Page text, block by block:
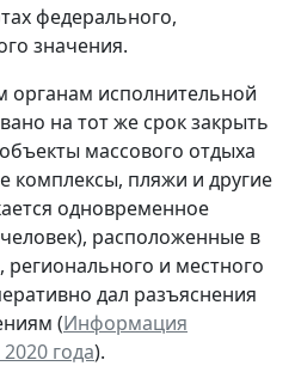
федерального,
значения.
исполнительной
на тот же срок закрыть
массового отдыха
комплексы, пляжи и другие
одновременное
расположенные в
регионального и местного
дал разъяснения
(Информация
года).